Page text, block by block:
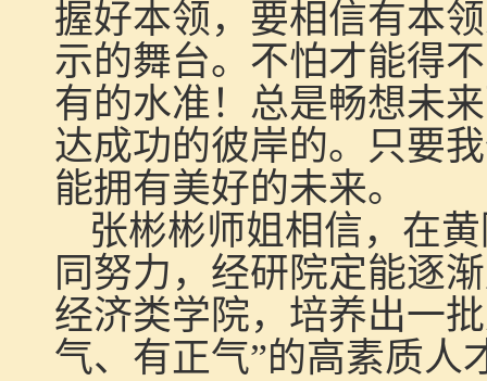
握好本领，要相信有本
示的舞台。不怕才能得
有的水准！总是畅想未
达成功的彼岸的。只要
能拥有美好的未来。
张彬彬师姐相信，在
同努力，经研院定能逐
经济类学院，培养出一
气、有正气”的高素质人